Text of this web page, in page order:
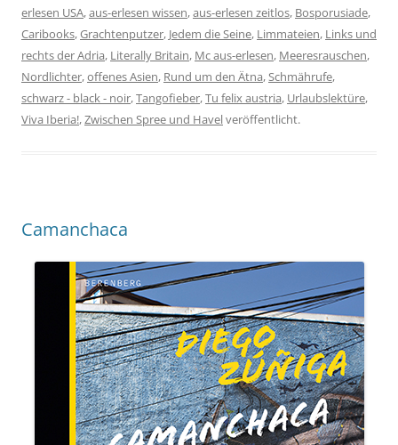
erlesen USA,aus-erlesen wissen,aus-erlesen zeitlos, Bosporusiade,
Caribooks,Grachtenputzer, Jedem die Seine, Limmateien, Links und
rechts der Adria, Literally Britain, Mc aus-erlesen, Meeresrauschen,
Nordlichter,offenes Asien, Rund um den Ätna,Schmährufe,
schwarz - black - noir,Tangofieber,Tu felix austria, Urlaubslektüre,
Viva Iberia!,Zwischen Spree und Havelveröffentlicht.
Camanchaca